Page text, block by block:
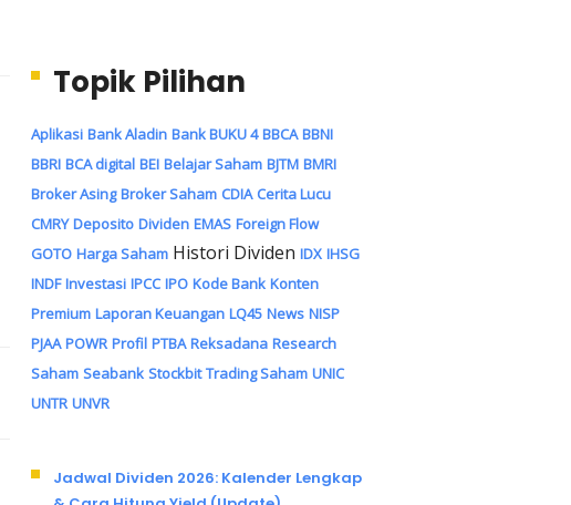
Topik Pilihan
Aplikasi Bank Aladin Bank BUKU 4 BBCA BBNI
BBRI BCA digital BEI Belajar Saham BJTM BMRI
Broker Asing Broker Saham CDIA Cerita Lucu
CMRY Deposito Dividen EMAS Foreign Flow
GOTO Harga Saham Histori Dividen IDX IHSG
INDF Investasi IPCC IPO Kode Bank Konten
Premium Laporan Keuangan LQ45 News NISP
PJAA POWR Profil PTBA Reksadana Research
Saham Seabank Stockbit Trading Saham UNIC
UNTR UNVR
Jadwal Dividen 2026: Kalender Lengkap